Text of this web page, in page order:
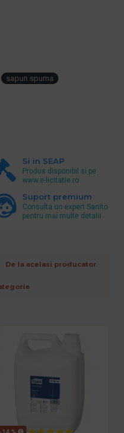
sapun spuma
Si in SEAP
Produs disponibil si pe
www.e-licitatie.ro
Suport premium
Consulta un expert Sanito
pentru mai multe detalii
De la acelasi producator